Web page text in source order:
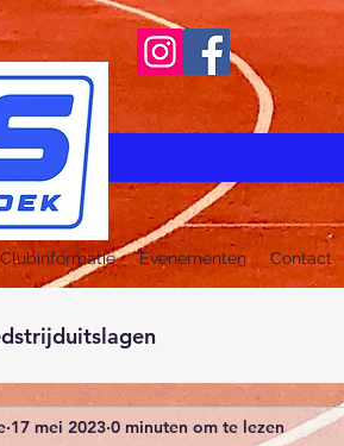
Clubinformatie Evenementen Contact
17 mei 2023 0 minuten om te lezen